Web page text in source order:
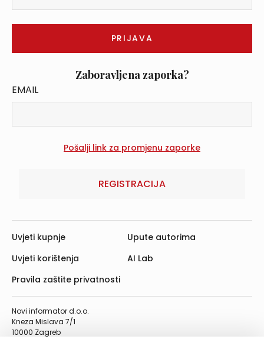
Zaboravljena zaporka?
EMAIL
REGISTRACIJA
Novi informator d.o.o.
Kneza Mislava 7/1
10000 Zagreb
Uvjeti kupnje
Uvjeti korištenja
Pravila zaštite privatnosti
Upute autorima
AI Lab